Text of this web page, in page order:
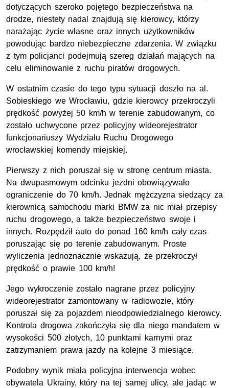
dotyczących szeroko pojętego bezpieczeństwa na
drodze, niestety nadal znajdują się kierowcy, którzy
narażając życie własne oraz innych użytkowników
powodując bardzo niebezpieczne zdarzenia. W związku
z tym policjanci podejmują szereg działań mających na
celu eliminowanie z ruchu piratów drogowych.
W ostatnim czasie do tego typu sytuacji doszło na al.
Sobieskiego we Wrocławiu, gdzie kierowcy przekroczyli
prędkość powyżej 50 km/h w terenie zabudowanym, co
zostało uchwycone przez policyjny wideorejestrator
funkcjonariuszy Wydziału Ruchu Drogowego
wrocławskiej komendy miejskiej.
Pierwszy z nich poruszał się w stronę centrum miasta.
Na dwupasmowym odcinku jezdni obowiązywało
ograniczenie do 70 km/h. Jednak mężczyzna siedzący za
kierownicą samochodu marki BMW za nic miał przepisy
ruchu drogowego, a także bezpieczeństwo swoje i
innych. Rozpędził auto do ponad 160 km/h cały czas
poruszając się po terenie zabudowanym. Proste
wyliczenia jednoznacznie wskazują, że przekroczył
prędkość o prawie 100 km/h!
Jego wykroczenie zostało nagrane przez policyjny
wideorejestrator zamontowany w radiowozie, który
poruszał się za pojazdem nieodpowiedzialnego kierowcy.
Kontrola drogowa zakończyła się dla niego mandatem w
wysokości 500 złotych, 10 punktami karnymi oraz
zatrzymaniem prawa jazdy na kolejne 3 miesiące.
Podobny wynik miała policyjna interwencja wobec
obywatela Ukrainy, który na tej samej ulicy, ale jadąc w